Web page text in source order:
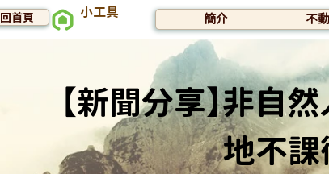
回首頁 小工具 簡介 不
【新聞分享】非自
地不課